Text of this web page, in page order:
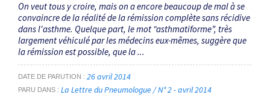
On veut tous y croire, mais on a encore beaucoup de mal à se
convaincre de la réalité de la rémission complète sans récidive
dans l'asthme. Quelque part, le mot “asthmatiforme”, très
largement véhiculé par les médecins eux-mêmes, suggère que
la rémission est possible, que la ...
DATE DE PARUTION 26 avril 2014
PARU DANS La Lettre du Pneumologue / N° 2 - avril 2014